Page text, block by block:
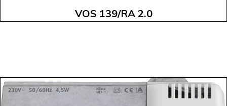
VOS 139/RA 2.0